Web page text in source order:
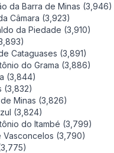
da Barra de Minas (3,946)
Câmara (3,923)
da Piedade (3,910)
Cataguases (3,891)
do Grama (3,886)
(3,844)
(3,832)
Minas (3,826)
(3,824)
do Itambé (3,799)
Vasconcelos (3,790)